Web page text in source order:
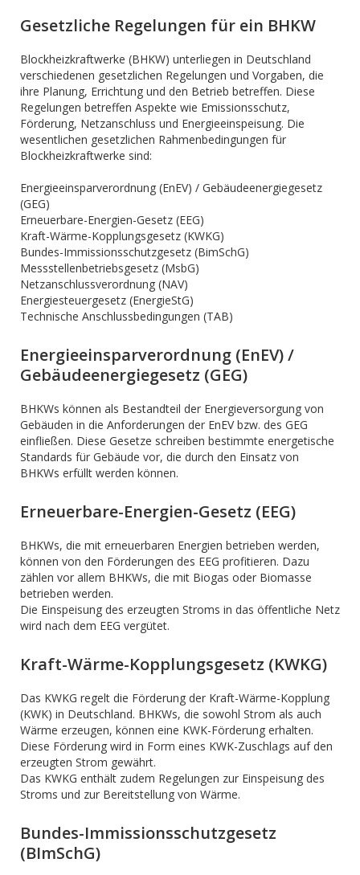
Gesetzliche Regelungen für ein BHKW
Blockheizkraftwerke (BHKW) unterliegen in Deutschland
verschiedenen gesetzlichen Regelungen und Vorgaben, die
ihre Planung, Errichtung und den Betrieb betreffen. Diese
Regelungen betreffen Aspekte wie Emissionsschutz,
Förderung, Netzanschluss und Energieeinspeisung. Die
wesentlichen gesetzlichen Rahmenbedingungen für
Blockheizkraftwerke sind:
Energieeinsparverordnung (EnEV) / Gebäudeenergiegesetz
(GEG)
Erneuerbare-Energien-Gesetz (EEG)
Kraft-Wärme-Kopplungsgesetz (KWKG)
Bundes-Immissionsschutzgesetz (BimSchG)
Messstellenbetriebsgesetz (MsbG)
Netzanschlussverordnung (NAV)
Energiesteuergesetz (EnergieStG)
Technische Anschlussbedingungen (TAB)
Energieeinsparverordnung (EnEV) /
Gebäudeenergiegesetz (GEG)
BHKWs können als Bestandteil der Energieversorgung von
Gebäuden in die Anforderungen der EnEV bzw. des GEG
einfließen. Diese Gesetze schreiben bestimmte energetische
Standards für Gebäude vor, die durch den Einsatz von
BHKWs erfüllt werden können.
Erneuerbare-Energien-Gesetz (EEG)
BHKWs, die mit erneuerbaren Energien betrieben werden,
können von den Förderungen des EEG profitieren. Dazu
zählen vor allem BHKWs, die mit Biogas oder Biomasse
betrieben werden.
Die Einspeisung des erzeugten Stroms in das öffentliche Netz
wird nach dem EEG vergütet.
Kraft-Wärme-Kopplungsgesetz (KWKG)
Das KWKG regelt die Förderung der Kraft-Wärme-Kopplung
(KWK) in Deutschland. BHKWs, die sowohl Strom als auch
Wärme erzeugen, können eine KWK-Förderung erhalten.
Diese Förderung wird in Form eines KWK-Zuschlags auf den
erzeugten Strom gewährt.
Das KWKG enthält zudem Regelungen zur Einspeisung des
Stroms und zur Bereitstellung von Wärme.
Bundes-Immissionsschutzgesetz
(BImSchG)